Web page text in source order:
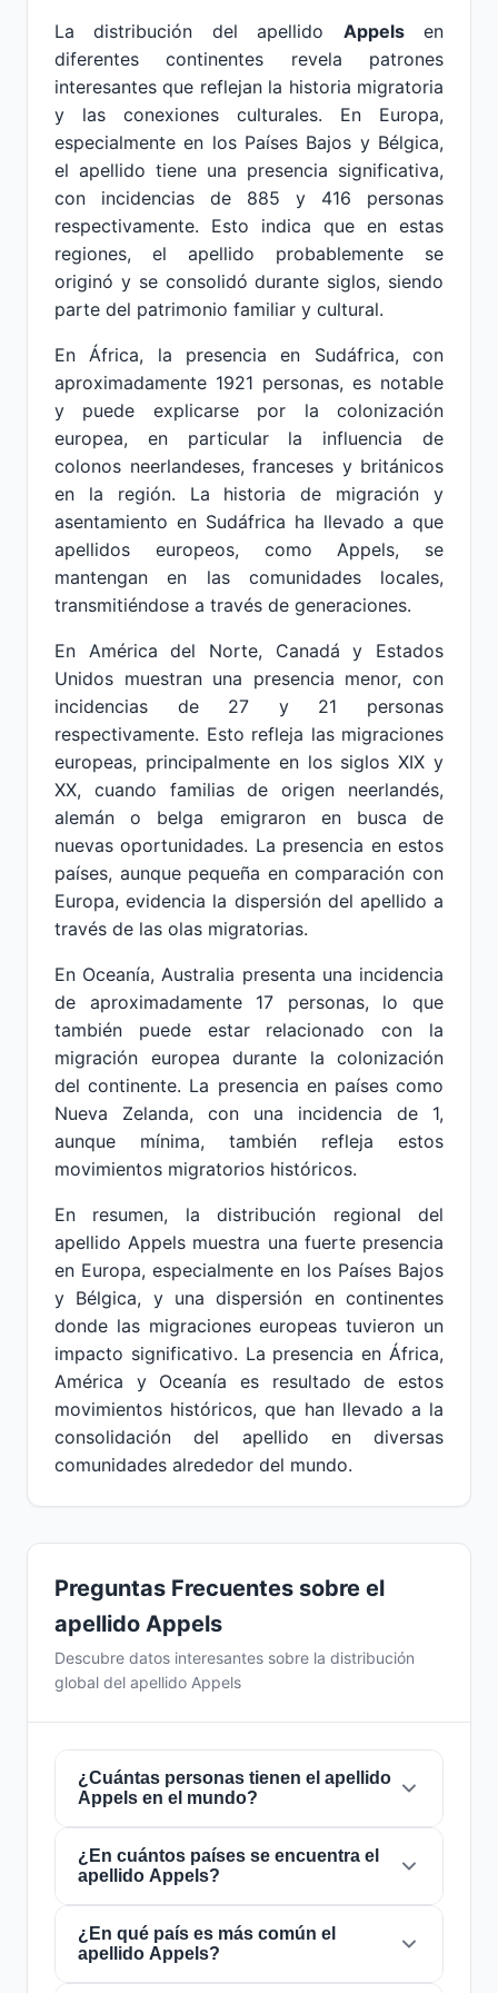
La distribución del apellido Appelsen
diferentes continentes revela patrones
interesantes que reflejan la historia migratoria
y las conexiones culturales. En Europa,
especialmente en los Países Bajos y Bélgica,
el apellido tiene una presencia significativa,
con incidencias de 885 y 416 personas
respectivamente. Esto indica que en estas
regiones, el apellido probablemente se
originó y se consolidó durante siglos, siendo
parte del patrimonio familiar y cultural.
En África, la presencia en Sudáfrica, con
aproximadamente 1921 personas, es notable
y puede explicarse por la colonización
europea, en particular la influencia de
colonos neerlandeses, franceses y británicos
en la región. La historia de migración y
asentamiento en Sudáfrica ha llevado a que
apellidos europeos, como Appels, se
mantengan en las comunidades locales,
transmitiéndose a través de generaciones.
En América del Norte, Canadá y Estados
Unidos muestran una presencia menor, con
incidencias de 27 y 21 personas
respectivamente. Esto refleja las migraciones
europeas, principalmente en los siglos XIX y
XX, cuando familias de origen neerlandés,
alemán o belga emigraron en busca de
nuevas oportunidades. La presencia en estos
países, aunque pequeña en comparación con
Europa, evidencia la dispersión del apellido a
través de las olas migratorias.
En Oceanía, Australia presenta una incidencia
de aproximadamente 17 personas, lo que
también puede estar relacionado con la
migración europea durante la colonización
del continente. La presencia en países como
Nueva Zelanda, con una incidencia de 1,
aunque mínima, también refleja estos
movimientos migratorios históricos.
En resumen, la distribución regional del
apellido Appels muestra una fuerte presencia
en Europa, especialmente en los Países Bajos
y Bélgica, y una dispersión en continentes
donde las migraciones europeas tuvieron un
impacto significativo. La presencia en África,
América y Oceanía es resultado de estos
movimientos históricos, que han llevado a la
consolidación del apellido en diversas
comunidades alrededor del mundo.
Preguntas Frecuentes sobre el
apellido Appels
Descubre datos interesantes sobre la distribución
global del apellido Appels
¿Cuántas personas tienen el apellido
Appels en el mundo?
Actualmente hay aproximadamente3.392
personascon el apellido
mundo. Esto significa que aproximadamente 1
de cada2,358,491 personasen el mundo
lleva este apellido. Se encuentra presente en
22 países, lo que refleja su distribución global.
¿En cuántos países se encuentra el
apellido Appels?
El apellidoAppelsestá presente en
de todo el mundo. Esto lo clasifica como un
apellido de alcancelocal. Su presencia en
¿En qué país es más común el
apellido Appels?